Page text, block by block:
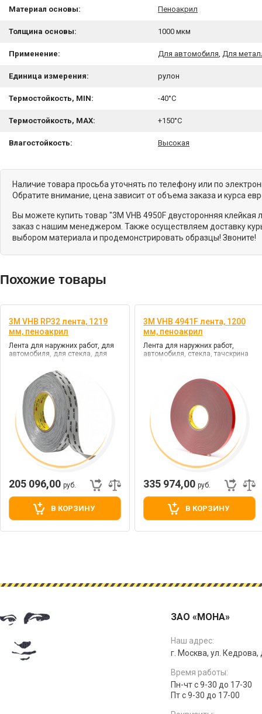
Материал основы: Пеноакрил
Толщина основы: 1000 мкм
Применение: Для автомобиля, Для
Единица измерения: рулон
Термостойкость, MIN: -40°C
Термостойкость, MAX: +150°C
Влагостойкость: Высокая
Наличие товара просьба уточнять по телефону или по
Обратите внимание, цена зависит от объема заказа и курса
Вы можете купить товар "3M VHB 4950F двусторонняя
заказ с нашим менеджером. Также осуществляем доставку
выбором материала и продемонстрировать образцы! Звоните!
Похожие товары
3M VHB RP32 лента, 1219
мм, пеноакрил
Лента для наружних работ, для
автомобиля, для стекла, для
тачскрина телефона, для
металлов, цв. серый, клей VHB
(повышенной прочности)
205 096,00 руб.
В КОРЗИНУ
3M VHB 4941F лента, 1200
мм, пеноакрил
Лента для наружних работ,
автомобиля, стекла, тачскрина
телефона, металлов, пластиков,
(повышенной прочности)
335 974,00 руб.
В КОРЗИНУ
ЗАО «МОНА»
Наш адрес:
г. Москва, ул. Кедрова,
Время работы:
Пн-чт с 9-30 до 17-30
Пт с 9-30 до 17-00